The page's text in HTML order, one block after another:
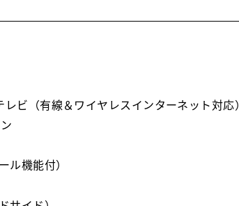
ビ（有線＆ワイヤレスインターネット対応）
ル機能付）